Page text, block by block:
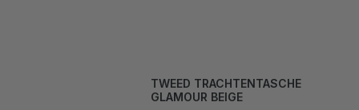
GLAMOUR BEIGE
69,00 CHF*